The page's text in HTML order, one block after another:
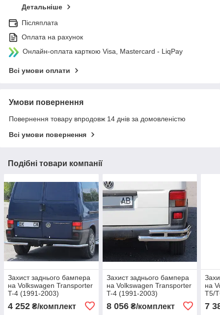
Детальніше
Післяплата
Оплата на рахунок
Онлайн-оплата карткою Visa, Mastercard - LiqPay
Всі умови оплати
Умови повернення
Повернення товару впродовж 14 днів за домовленістю
Всі умови повернення
Подібні товари компанії
Захист заднього бампера
на Volkswagen Transporter
T-4 (1991-2003)
4 252 ₴/комплект
Захист заднього бампера
на Volkswagen Transporter
T-4 (1991-2003)
8 056₴/комплект
на
T5/
7